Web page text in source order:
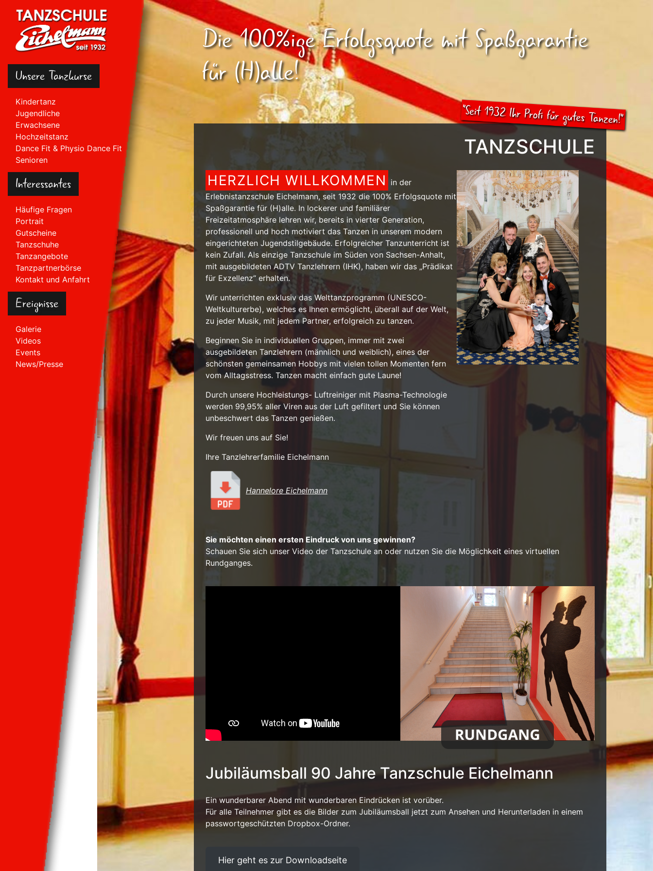
Unsere Tanzkurse
Kindertanz
Jugendliche
Erwachsene
Hochzeitstanz
Dance Fit & Physio Dance Fit
Senioren
Interessantes
Häufige Fragen
Portrait
Gutscheine
Tanzschuhe
Tanzangebote
Tanzpartnerbörse
Kontakt und Anfahrt
Ereignisse
Galerie
Videos
Events
News/Presse
Die 100%ige Erfolgsquote mit Spaßgarantie
für (H)alle!
TANZSCHULE
HERZLICH WILLKOMMEN
in der
Erlebnistanzschule Eichelmann, seit 1932 die 100% Erfolgsquote mit
Spaßgarantie für (H)alle. In lockerer und familiärer
Freizeitatmosphäre lehren wir, bereits in vierter Generation,
professionell und hoch motiviert das Tanzen in unserem modern
eingerichteten Jugendstilgebäude. Erfolgreicher Tanzunterricht ist
kein Zufall. Als einzige Tanzschule im Süden von Sachsen-Anhalt,
mit ausgebildeten ADTV Tanzlehrern (IHK), haben wir das „Prädikat
für Exzellenz“ erhalten.
Wir unterrichten exklusiv das Welttanzprogramm (UNESCO-
Weltkulturerbe), welches es Ihnen ermöglicht, überall auf der Welt,
zu jeder Musik, mit jedem Partner, erfolgreich zu tanzen.
Beginnen Sie in individuellen Gruppen, immer mit zwei
ausgebildeten Tanzlehrern (männlich und weiblich), eines der
schönsten gemeinsamen Hobbys mit vielen tollen Momenten fern
vom Alltagsstress. Tanzen macht einfach gute Laune!
Durch unsere Hochleistungs- Luftreiniger mit Plasma-Technologie
werden 99,95% aller Viren aus der Luft gefiltert und Sie können
unbeschwert das Tanzen genießen.
Wir freuen uns auf Sie!
Ihre Tanzlehrerfamilie Eichelmann
Hannelore Eichelmann
Sie möchten einen ersten Eindruck von uns gewinnen?
Schauen Sie sich unser Video der Tanzschule an oder nutzen Sie die Möglichkeit eines virtuellen
Rundganges.
Jubiläumsball 90 Jahre Tanzschule Eichelmann
Ein wunderbarer Abend mit wunderbaren Eindrücken ist vorüber.
Für alle Teilnehmer gibt es die Bilder zum Jubiläumsball jetzt zum Ansehen und Herunterladen in einem
passwortgeschützten Dropbox-Ordner.
Hier geht es zur Downloadseite